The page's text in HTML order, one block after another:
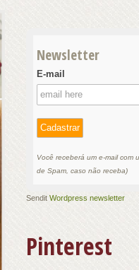
Newsletter
E-mail
Você receberá um e-mail com
de Spam, caso não receba)
Sendit Wordpress newsletter
Pinterest